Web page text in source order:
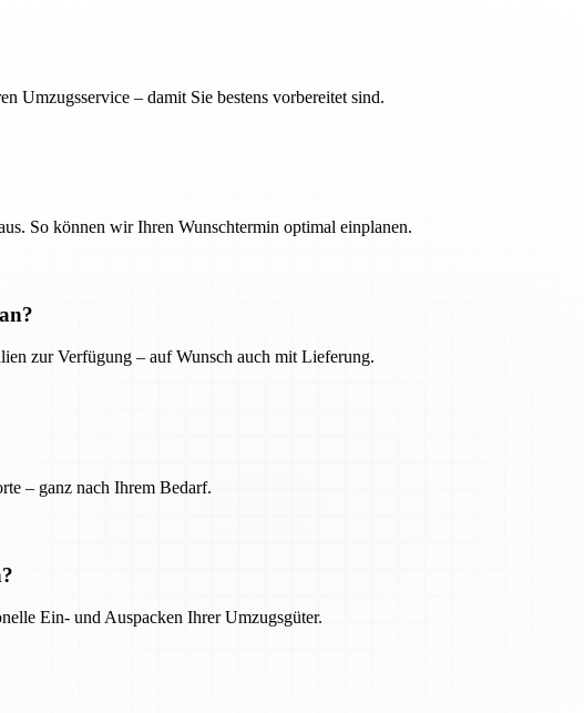
Umzugsservice – damit Sie bestens vorbereitet sind.
So können wir Ihren Wunschtermin optimal einplanen.
zur Verfügung – auf Wunsch auch mit Lieferung.
– ganz nach Ihrem Bedarf.
Ein- und Auspacken Ihrer Umzugsgüter.